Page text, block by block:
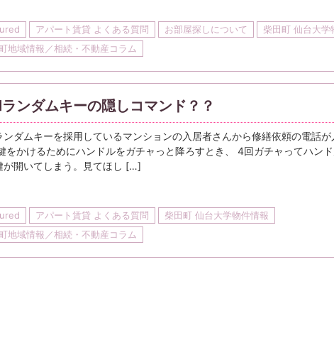
アパート賃貸 よくある質問 お部屋探しについて
柴田町 仙台大学
地域情報／相続・不動産コラム
ンダムキーの隠しコマンド？？
ンダムキーを採用しているマンションの入居者さんから修繕依頼の電話が
をかけるためにハンドルをガチャっと降ろすとき、 4回ガチャってハン
が開いてしまう。見てほし […]
アパート賃貸 よくある質問
柴田町 仙台大学物件情報
地域情報／相続・不動産コラム